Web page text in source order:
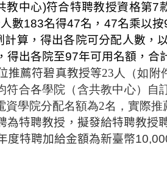
教中心)符合特聘教授資格第7
數183名得47名， 47名乘以按
計算，得出各院可分配人數，
得出各院至97年可用名額，合
推薦符碧真教授等23人（如附
符合各學院（含共教中心）自
資學院分配名額為2名，實際推
為特聘教授，擬發給特聘教授
度特聘加給金額為新臺幣